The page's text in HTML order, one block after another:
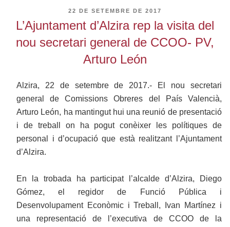
PUBLICAT
22 DE SETEMBRE DE 2017
L’Ajuntament d’Alzira rep la visita del
nou secretari general de CCOO- PV,
Arturo León
Alzira, 22 de setembre de 2017.- El nou secretari
general de Comissions Obreres del País Valencià,
Arturo León, ha mantingut hui una reunió de presentació
i de treball on ha pogut conèixer les polítiques de
personal i d’ocupació que està realitzant l’Ajuntament
d’Alzira.
En la trobada ha participat l’alcalde d’Alzira, Diego
Gómez, el regidor de Funció Pública i
Desenvolupament Econòmic i Treball, Ivan Martínez i
una representació de l’executiva de CCOO de la